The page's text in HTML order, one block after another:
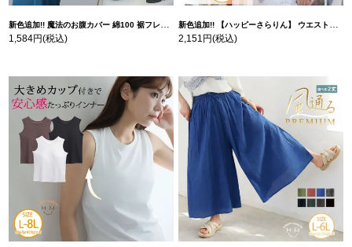
新色追加!! 魔法のお腹カバー 綿100 裾フレア Tシャツ | 大きいサイズの通販ならハッピーマリリン
1,584円(税込)
新色追加!! 【ハッピーさらりん】 ウエストタック入り スッキリ魅せ コクーントップス | 大きいサイズの通販ならハッピーマリリン
2,151円(税込)